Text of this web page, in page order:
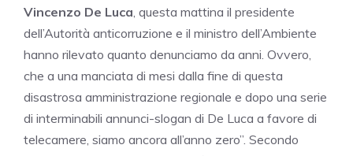
Vincenzo De Luca, questa mattina il presidente
dell’Autorità anticorruzione e il ministro dell’Ambiente
hanno rilevato quanto denunciamo da anni. Ovvero,
che a una manciata di mesi dalla fine di questa
disastrosa amministrazione regionale e dopo una serie
di interminabili annunci-slogan di De Luca a favore di
telecamere, siamo ancora all’anno zero”. Secondo